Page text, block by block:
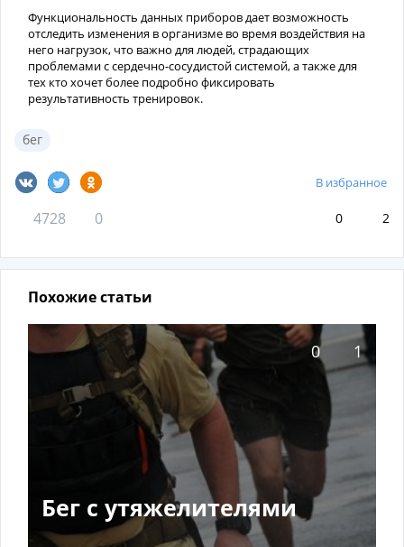
Функциональность данных приборов дает возможность
отследить изменения в организме во время воздействия на
него нагрузок, что важно для людей, страдающих
проблемами с сердечно-сосудистой системой, а также для
тех кто хочет более подробно фиксировать
результативность тренировок.
бег
В избранное
4728 0 0 2
Похожие статьи
0 1
Бег с утяжелителями